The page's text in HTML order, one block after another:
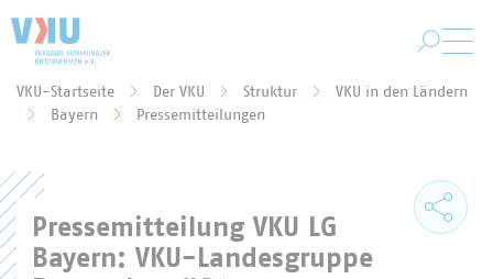
Sie befinden sich hier:
VKU-Startseite Der VKU Struktur
VKU in den Ländern
Bayern
Pressemitteilungen
Pressemitteilung VKU LG
Bayern: VKU-Landesgruppe